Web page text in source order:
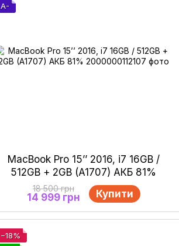
A-
MacBook Pro 15’’ 2016, i7 16GB /
512GB + 2GB (A1707) АКБ 81%
18 500 грн
14 999 грн Купити
−18%